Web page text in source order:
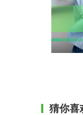
猜你喜